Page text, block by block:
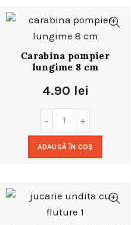
Carabina pompier
lungime 8 cm
4.90 lei
ADAUGĂ ÎN COȘ